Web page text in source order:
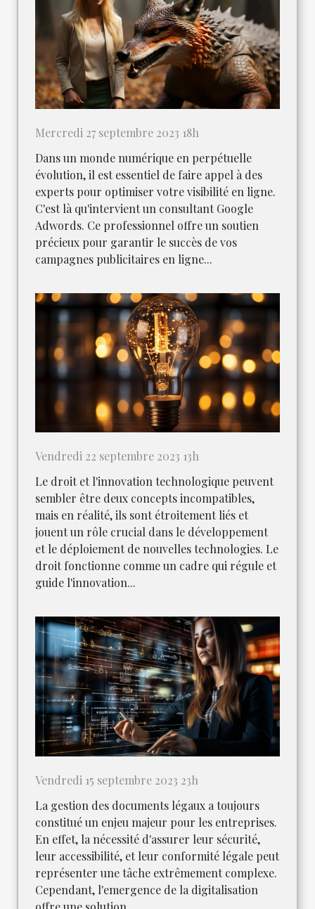
Mercredi 27 septembre 2023 18h
Dans un monde numérique en perpétuelle
évolution, il est essentiel de faire appel à des
experts pour optimiser votre visibilité en ligne.
C'est là qu'intervient un consultant Google
Adwords. Ce professionnel offre un soutien
précieux pour garantir le succès de vos
campagnes publicitaires en ligne...
Vendredi 22 septembre 2023 13h
Le droit et l'innovation technologique peuvent
sembler être deux concepts incompatibles,
mais en réalité, ils sont étroitement liés et
jouent un rôle crucial dans le développement
et le déploiement de nouvelles technologies. Le
droit fonctionne comme un cadre qui régule et
guide l'innovation...
Vendredi 15 septembre 2023 23h
La gestion des documents légaux a toujours
constitué un enjeu majeur pour les entreprises.
En effet, la nécessité d'assurer leur sécurité,
leur accessibilité, et leur conformité légale peut
représenter une tâche extrêmement complexe.
Cependant, l'emergence de la digitalisation